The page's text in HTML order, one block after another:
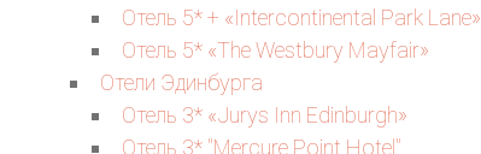
Отель 5* + «Intercontinental Park Lane»
Отель 5* «The Westbury Mayfair»
Отели Эдинбурга
Отель 3* «Jurys Inn Edinburgh»
Отель 3* "Mercure Point Hotel"